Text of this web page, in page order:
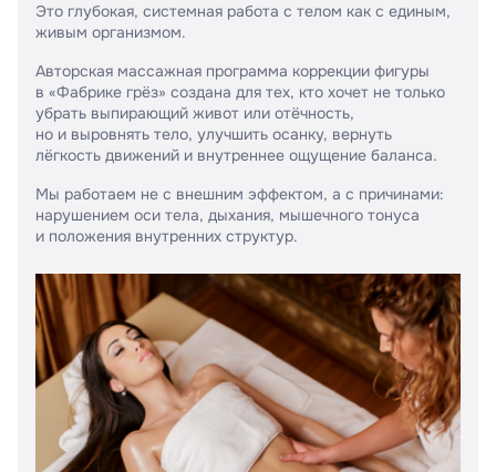
Это глубокая, системная работа с телом как с единым,
живым организмом.
Авторская массажная программа коррекции фигуры
в «Фабрике грёз» создана для тех, кто хочет не только
убрать выпирающий живот или отёчность,
но и выровнять тело, улучшить осанку, вернуть
лёгкость движений и внутреннее ощущение баланса.
Мы работаем не с внешним эффектом, а с причинами:
нарушением оси тела, дыхания, мышечного тонуса
и положения внутренних структур.